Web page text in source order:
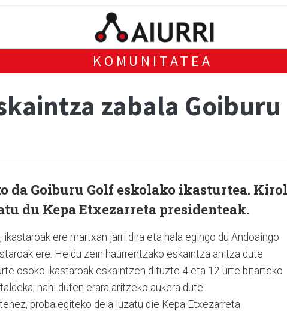
KOMUNITATEA
zabala
da Goiburu Golf eskolako ikasturtea.
du Kepa Etxezarreta presidenteak.
ere martxan jarri dira eta hala egingo du Andoaingo
ere. Heldu zein haurrentzako eskaintza anitza dute
osoko ikastaroak eskaintzen dituzte 4 eta 12 urte bitarteko
nahi duten erara aritzeko aukera dute.
proba egiteko deia luzatu die Kepa Etxezarreta